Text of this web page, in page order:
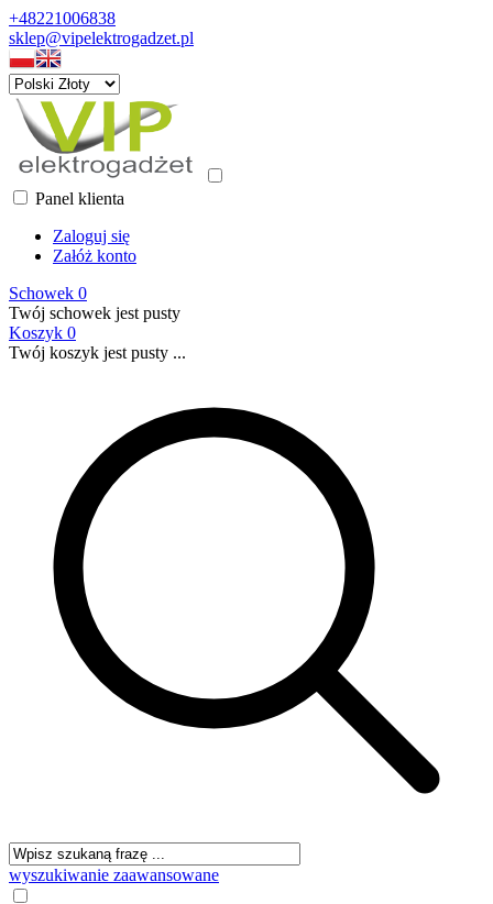
+48221006838
sklep@vipelektrogadzet.pl
Panel klienta
Zaloguj się
Załóż konto
Schowek 0
Twój schowek jest pusty
Koszyk 0
Twój koszyk jest pusty ...
wyszukiwanie zaawansowane